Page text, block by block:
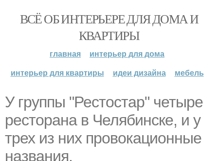
ВСЁ ОБ ИНТЕРЬЕРЕ ДЛЯ ДОМА И
КВАРТИРЫ
главная
интерьер для дома
интерьер для квартиры
идеи дизайна мебель
У группы "Рестостар" четыре
ресторана в Челябинске, и у
трех из них провокационные
названия.